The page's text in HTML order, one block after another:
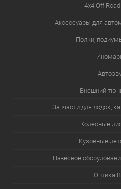
4х4.Off
Аксессуары для
Полки,
Внешний
Запчасти для лодок,
Колёсные
Кузовные
Навесное
Оптика